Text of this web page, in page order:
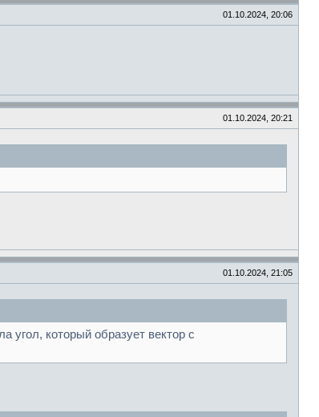
01.10.2024, 20:06
01.10.2024, 20:21
01.10.2024, 21:05
угол, который образует вектор с